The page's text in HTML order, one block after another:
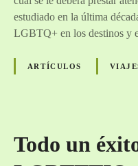
r
,
l
t
n
estudiado en la última
LGBTQ+ en los destinos y
ARTÍCULOS
Todo un